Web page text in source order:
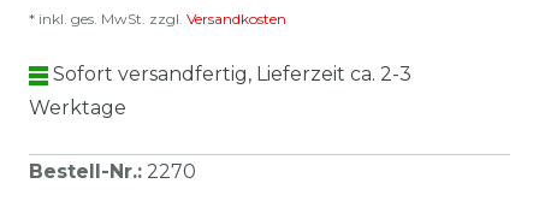
* inkl. ges. MwSt. zzgl. Versandkosten
Sofort versandfertig, Lieferzeit ca. 2-3
Werktage
Bestell-Nr.: 2270